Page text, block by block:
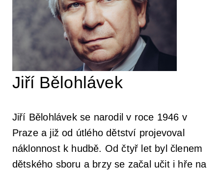
Koncertní sály & ubytování
Newsletter
Galerie
Konkurzy
Profil orchestru
Emmanuel Villaume
Komorní soubory
Správní a dozorčí orgány
Podpořit
Přátelé PraguePhil
Lobkowicz abonmá
Podporují nás
Jiří Bělohlávek
Jiří Bělohlávek se narodil v roce 1946 v
Praze a již od útlého dětství projevoval
náklonnost k hudbě. Od čtyř let byl členem
dětského sboru a brzy se začal učit i hře na